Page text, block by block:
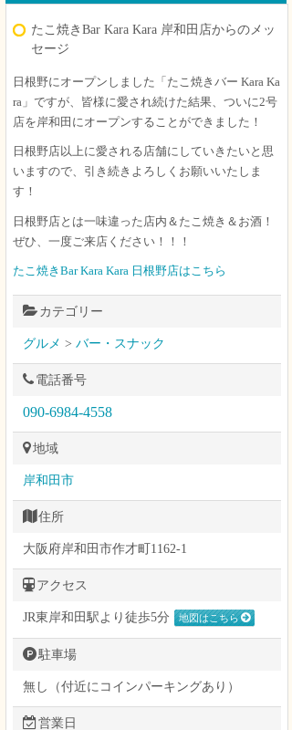
たこ焼きBar Kara Kara 岸和田店からのメッ
セージ
日根野にオープンしました「たこ焼きバー Kara Ka
ra」ですが、皆様に愛され続けた結果、ついに2号
店を岸和田にオープンすることができました！
日根野店以上に愛される店舗にしていきたいと思
いますので、引き続きよろしくお願いいたしま
す！
日根野店とは一味違った店内＆たこ焼き＆お酒！
ぜひ、一度ご来店ください！！！
たこ焼きBar Kara Kara 日根野店はこちら
カテゴリー
グルメ >バー・スナック
電話番号
090-6984-4558
地域
岸和田市
住所
大阪府岸和田市作才町1162-1
アクセス
JR東岸和田駅より徒歩5分 地図はこちら
駐車場
無し（付近にコインパーキングあり）
営業日